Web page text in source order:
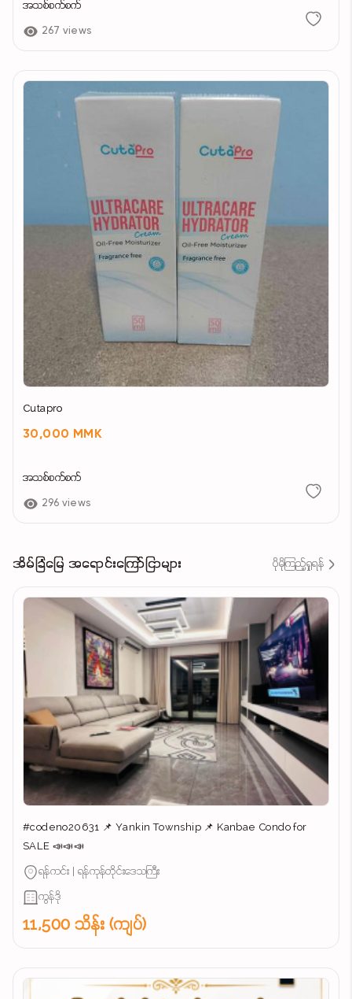
အသစ်စက်စက်
267 views
Cutapro
30,000 MMK
အသစ်စက်စက်
296 views
အိမ်ခြံမြေ အရောင်းကြော်ငြာများ ပိုမိုကြည့်ရှုရန်
#codeno20631 📌 Yankin Township 📌 Kanbae Condo for
SALE 📣📣📣
ရန်ကင်း | ရန်ကုန်တိုင်းဒေသကြီး
ကွန်ဒို
11,500 သိန်း (ကျပ်)